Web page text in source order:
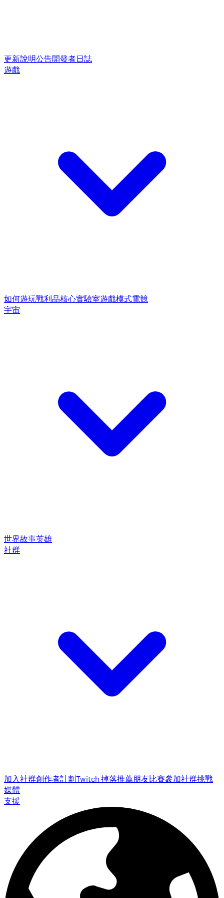
更新說明公告開發者日誌
遊戲
如何遊玩戰利品核心實驗室遊戲模式電競
宇宙
世界故事英雄
社群
加入社群創作者計劃Twitch 掉落推薦朋友比賽參加社群挑戰
媒體
支援